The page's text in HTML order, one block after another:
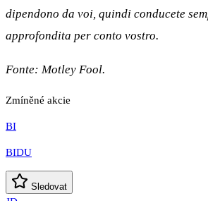
dipendono da voi, quindi conducete
approfondita per conto vostro.
Fonte: Motley Fool.
Zmíněné akcie
BI
BIDU
Sledovat